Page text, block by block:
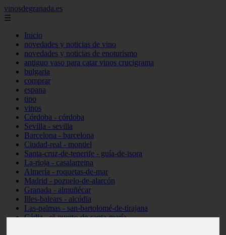
vinosdegranada.es
☰
Inicio
novedades y noticias de vino
novedades y noticias de enoturismo
antiguo vaso para catar vinos crucigrama
bulgaria
comprar
espana
tipo
vinos
Córdoba - córdoba
Sevilla - sevilla
Barcelona - barcelona
Ciudad-real - montiel
Santa-cruz-de-tenerife - guía-de-isora
La-rioja - casalarreina
Almería - roquetas-de-mar
Madrid - pozuelo-de-alarcón
Granada - almuñécar
Illes-balears - alcúdia
Las-palmas - san-bartolomé-de-tirajana
Cádiz - el-puerto-de-santa-maría